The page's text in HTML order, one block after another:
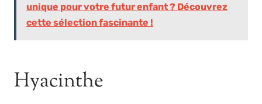
unique pour votre futur enfant ? Découvrez
cette sélection fascinante !
Hyacinthe